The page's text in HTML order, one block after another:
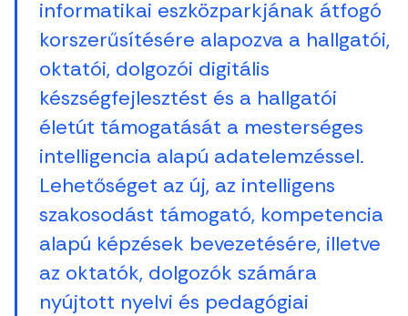
informatikai eszközparkjának átfogó
korszerűsítésére alapozva a hallgatói,
oktatói, dolgozói digitális
készségfejlesztést és a hallgatói
életút támogatását a mesterséges
intelligencia alapú adatelemzéssel.
Lehetőséget az új, az intelligens
szakosodást támogató, kompetencia
alapú képzések bevezetésére, illetve
az oktatók, dolgozók számára
nyújtott nyelvi és pedagógiai